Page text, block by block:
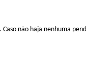
Caso não haja nenhuma